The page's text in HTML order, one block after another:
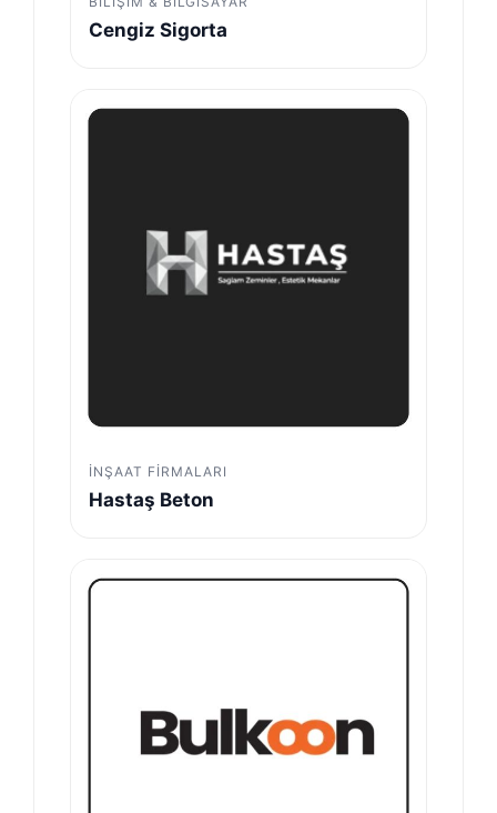
Cengiz Sigorta
İNŞAAT FIRMALARI
Hastaş Beton